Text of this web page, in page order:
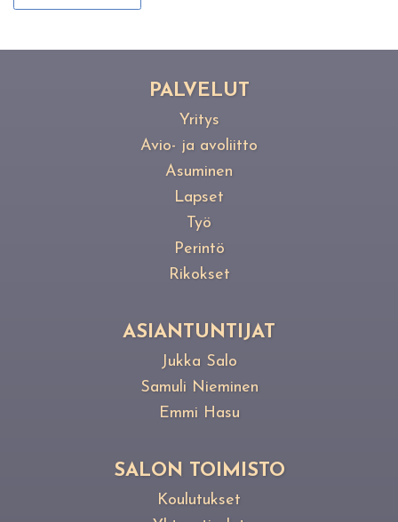
PAL­VE­LUT
Yritys
Avio- ja avoliitto
Asuminen
Lapset
Työ
Perintö
Rikokset
ASIANTUNTIJAT
Jukka Salo
Samuli Nieminen
Emmi Hasu
SALON TOIMISTO
Koulutukset